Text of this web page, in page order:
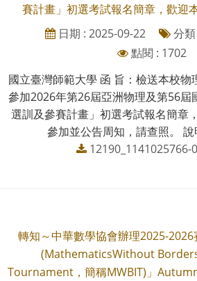
賽計畫」初選考試報名簡章，歡迎
日期 : 2025-09-22
分類
點閱 : 1702
國立臺灣師範大學 函 旨：檢送本校物
參加2026年第26屆亞洲物理及第56屆
選訓及參賽計畫」初選考試報名簡章
參加並公告周知，請查照。 說
12190_1141025766-
轉知～中華數學協會辦理2025-
(MathematicsWithout
Tournament，簡稱MWBIT)」